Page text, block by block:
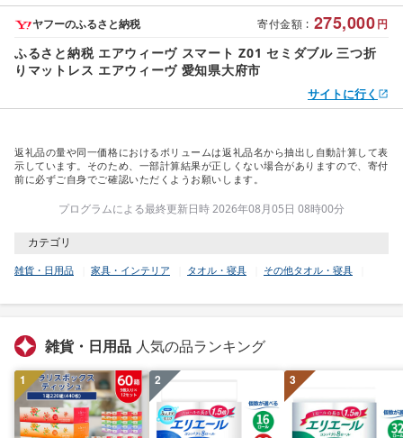
寄付金額 : 275,000円
ヤフーのふるさと納税
ふるさと納税 エアウィーヴ スマート Z01 セミダブル 三つ折
りマットレス エアウィーヴ 愛知県大府市
サイトに行く
返礼品の量や同一価格におけるボリュームは返礼品名から抽出し自動計算して表
示しています。そのため、一部計算結果が正しくない場合がありますので、寄付
前に必ずご自身でご確認いただくようお願いします。
プログラムによる最終更新日時 2026年08月05日 08時00分
カテゴリ
雑貨・日用品 家具・インテリア タオル・寝具 その他タオル・寝具
雑貨・日用品 人気の品ランキング
1 2 3